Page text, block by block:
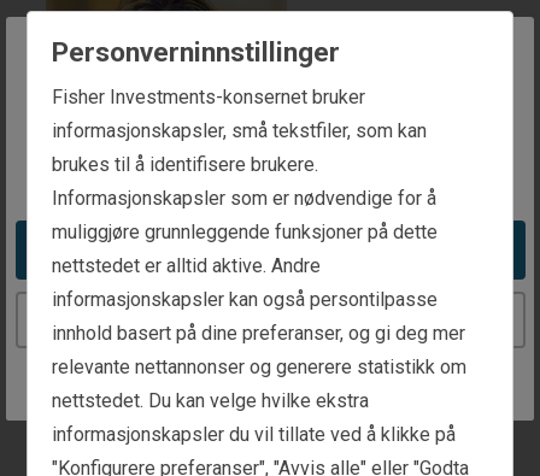
The website you are trying to reach is
intended for investors in Norway
You appear to be in the United States
Take me to the United States website
Continue to the Norway website
Carrianne Coffey
Styreleder, Fisher Investments Luxembourg,
Sàrl, Senior Executive Vice President,
Private Client Group International, Fisher
Investments
Personverninnstillinger
Fisher Investments-konsernet bruker
informasjonskapsler, små tekstfiler, som kan
brukes til å identifisere brukere.
Informasjonskapsler som er nødvendige for å
muliggjøre grunnleggende funksjoner på dette
nettstedet er alltid aktive. Andre
informasjonskapsler kan også persontilpasse
innhold basert på dine preferanser, og gi deg mer
relevante nettannonser og generere statistikk om
nettstedet. Du kan velge hvilke ekstra
informasjonskapsler du vil tillate ved å klikke på
"Konfigurere preferanser", "Avvis alle" eller "Godta